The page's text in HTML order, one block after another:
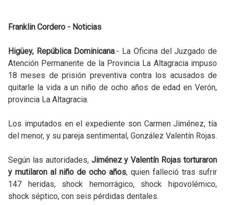
Franklin Cordero - Noticias
Higüey, República Dominicana.- La Oficina del Juzgado de
Atención Permanente de la Provincia La Altagracia impuso
18 meses de prisión preventiva contra los acusados de
quitarle la vida a un niño de ocho años de edad en Verón,
provincia La Altagracia.
Los imputados en el expediente son Carmen Jiménez, tía
del menor, y su pareja sentimental, González Valentín Rojas.
Según las autoridades, Jiménez y Valentín Rojas torturaron
y mutilaron al niño de ocho años, quien falleció tras sufrir
147 heridas, shock hemorrágico, shock hipovolémico,
shock séptico, con seis pérdidas dentales.